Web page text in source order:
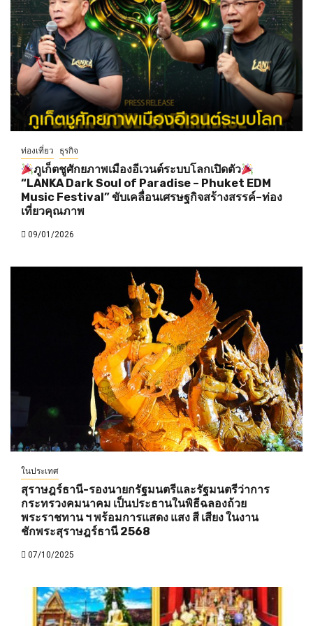
ท่องเที่ยว ธุรกิจ
ภูเก็ตชูศักยภาพเมืองอีเวนต์ระบบโลกเปิดตัว
“LANKA Dark Soul of Paradise – Phuket EDM
Music Festival” ขับเคลื่อนเศรษฐกิจสร้างสรรค์–ท่อง
เที่ยวคุณภาพ
09/01/2026
ในประเทศ
สุราษฎร์ธานี-รองนายกรัฐมนตรีและรัฐมนตรีว่าการ
กระทรวงคมนาคม เป็นประธานในพิธีฉลองถ้วย
พระราชทาน ฯ พร้อมการแสดง แสง สี เสียง ในงาน
ชักพระสุราษฎร์ธานี 2568
07/10/2025